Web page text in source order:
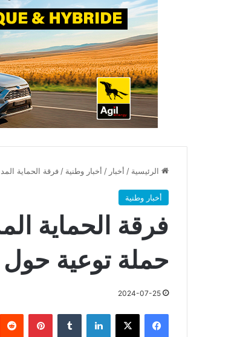
الرئيسية / أخبار / أخبار وطنية / فرقة الحماية
أخبار وطنية
فرقة الحماية
حملة توعية
2024-07-25
فيسبوك X لينكدإن بينتيريست